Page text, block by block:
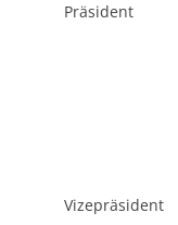
Präsident
Vizepräsident